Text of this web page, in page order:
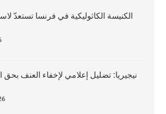
الكنيسة الكاثوليكية في فرنسا تستعدّ
نيجيريا: تضليل إعلامي لإخفاء العنف بحق